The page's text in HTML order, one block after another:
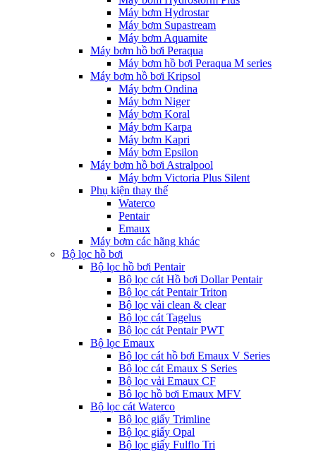
Máy bơm Hydrostar
Máy bơm Supastream
Máy bơm Aquamite
Máy bơm hồ bơi Peraqua
Máy bơm hồ bơi Peraqua M series
Máy bơm hồ bơi Kripsol
Máy bơm Ondina
Máy bơm Niger
Máy bơm Koral
Máy bơm Karpa
Máy bơm Kapri
Máy bơm Epsilon
Máy bơm hồ bơi Astralpool
Máy bơm Victoria Plus Silent
Phụ kiện thay thế
Waterco
Pentair
Emaux
Máy bơm các hãng khác
Bộ lọc hồ bơi
Bộ lọc hồ bơi Pentair
Bộ lọc cát Hồ bơi Dollar Pentair
Bộ lọc cát Pentair Triton
Bộ lọc vải clean & clear
Bộ lọc cát Tagelus
Bộ lọc cát Pentair PWT
Bộ lọc Emaux
Bộ lọc cát hồ bơi Emaux V Series
Bộ lọc cát Emaux S Series
Bộ lọc vải Emaux CF
Bô lọc hồ bơi Emaux MFV
Bộ lọc cát Waterco
Bộ lọc giấy Trimline
Bộ lọc giấy Opal
Bộ lọc giấy Fulflo Tri